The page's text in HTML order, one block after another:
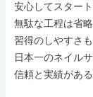
安心してスタート
無駄な工程は省略
習得のしやすさ
日本一のネイル
信頼と実績があ